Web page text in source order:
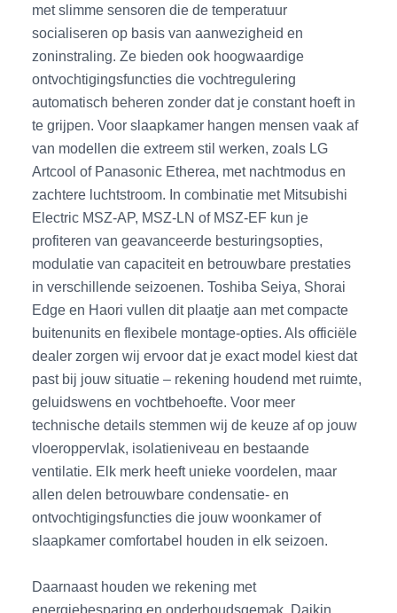
met slimme sensoren die de temperatuur
socialiseren op basis van aanwezigheid en
zoninstraling. Ze bieden ook hoogwaardige
ontvochtigingsfuncties die vochtregulering
automatisch beheren zonder dat je constant hoeft in
te grijpen. Voor slaapkamer hangen mensen vaak af
van modellen die extreem stil werken, zoals LG
Artcool of Panasonic Etherea, met nachtmodus en
zachtere luchtstroom. In combinatie met Mitsubishi
Electric MSZ-AP, MSZ-LN of MSZ-EF kun je
profiteren van geavanceerde besturingsopties,
modulatie van capaciteit en betrouwbare prestaties
in verschillende seizoenen. Toshiba Seiya, Shorai
Edge en Haori vullen dit plaatje aan met compacte
buitenunits en flexibele montage-opties. Als officiële
dealer zorgen wij ervoor dat je exact model kiest dat
past bij jouw situatie – rekening houdend met ruimte,
geluidswens en vochtbehoefte. Voor meer
technische details stemmen wij de keuze af op jouw
vloeroppervlak, isolatieniveau en bestaande
ventilatie. Elk merk heeft unieke voordelen, maar
allen delen betrouwbare condensatie- en
ontvochtigingsfuncties die jouw woonkamer of
slaapkamer comfortabel houden in elk seizoen.
Daarnaast houden we rekening met
energiebesparing en onderhoudsgemak. Daikin